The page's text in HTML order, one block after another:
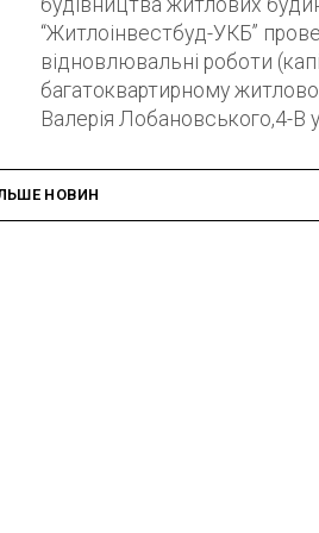
будівництва житлових
“Житлоінвестбуд-УКБ”
відновлювальні роботи
багатоквартирному
Валерія Лобановського,4-В
НОВИН